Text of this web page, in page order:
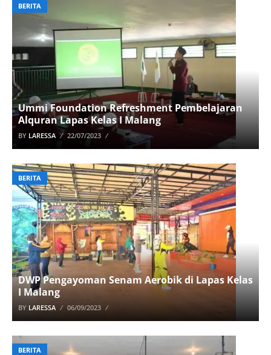
BERITA
Ummi Foundation Refreshment Pembelajaran
Alquran Lapas Kelas I Malang
BY LARESSA 22/07/2023
BERITA
DWP Pengayoman Senam Aerobik di Lapas Kelas
I Malang
BY LARESSA 06/09/2023
BERITA